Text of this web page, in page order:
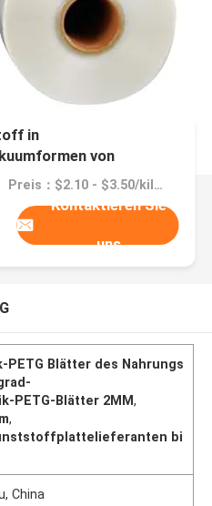
in
von
Preis：$2.10 - $3.50/kilograms
Kontaktieren Sie
uns
PETG Blätter des Nahrungs
PETG-Blätter 2MM,
,
bi
China